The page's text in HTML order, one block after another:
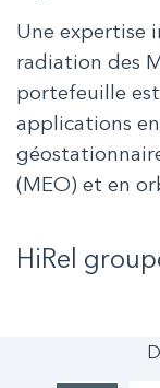
Une expertise
radiation des
portefeuille
applications
(MEO) et en
HiRel